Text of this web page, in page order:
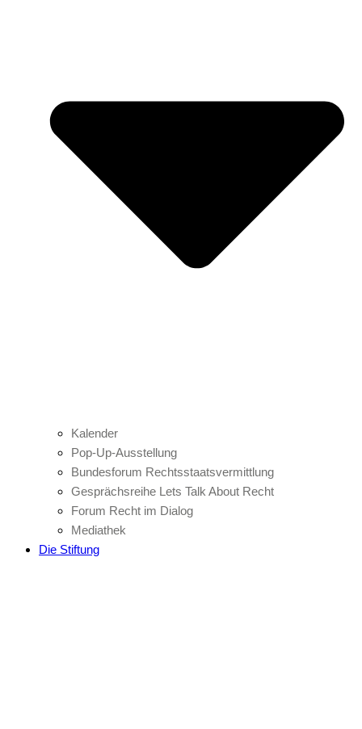
Kalender
Pop-Up-Ausstellung
Bundesforum Rechtsstaatsvermittlung
Gesprächsreihe Lets Talk About Recht
Forum Recht im Dialog
Mediathek
Die Stiftung